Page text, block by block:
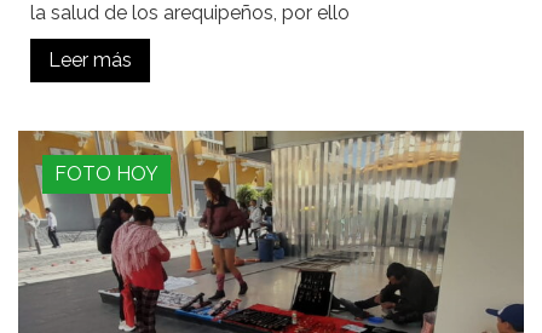
la salud de los arequipeños, por ello
Leer más
FOTO HOY